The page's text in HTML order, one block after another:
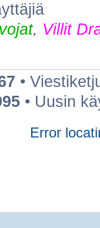
, Villit
•
• Uusin
Error